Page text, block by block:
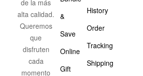
de la más
alta calidad.
Queremos
que
disfruten
cada
momento
&
Save
Online
Gift
History
Order
Tracking
Shipping